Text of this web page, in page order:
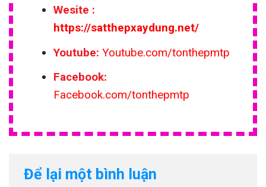
Wesite :
https://satthepxaydung.net/
Youtube: Youtube.com/tonthepmtp
Facebook:
Facebook.com/tonthepmtp
Để lại một bình luận